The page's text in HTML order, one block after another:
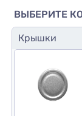
ВЫБЕРИТЕ
Крышки